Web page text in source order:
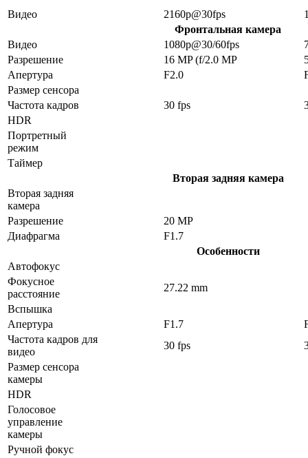
Видео
2160p@30fps
Фронтальная камера
Видео
1080p@30/60fps
Разрешение
16 MP (f/2.0 MP
Апертура
F2.0
Размер сенсора
Частота кадров
30 fps
HDR
Портретный
режим
Таймер
Вторая задняя камера
Вторая задняя
камера
Разрешение
20 MP
Диафрагма
F1.7
Особенности
Автофокус
Фокусное
расстояние
27.22 mm
Вспышка
Апертура
F1.7
Частота кадров для
видео
30 fps
Размер сенсора
камеры
HDR
Голосовое
управление
камеры
Ручной фокус